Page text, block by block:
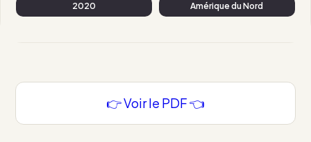
2020 Amérique du Nord
👉 Voir le PDF 👈